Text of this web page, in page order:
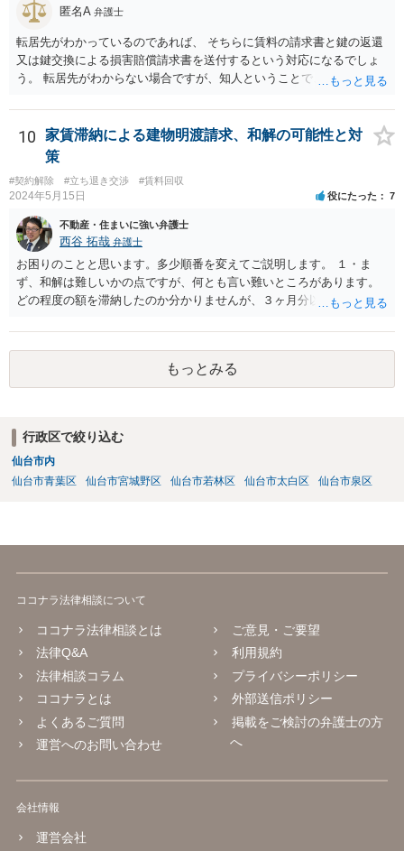
匿名A 弁護士
転居先がわかっているのであれば、 そちらに賃料の請求書と鍵の返還
又は鍵交換による損害賠償請求書を送付するという対応になるでしょ
う。 転居先がわからない場合ですが、知人ということで、連絡がつく
で、適切な対応が望めない場合は、債権回収を弁護士に依頼すること
をご検討ください。
10
家賃滞納による建物明渡請求、和解の可能性と対
策
#契約解除 #立ち退き交渉 #賃料回収
2024年5月15日 役にたった 7
不動産・住まいに強い弁護士
西谷 拓哉 弁護士
お困りのことと思います。多少順番を変えてご説明します。 １・ま
ず、和解は難しいかの点ですが、何とも言い難いところがあります。
どの程度の額を滞納したのか分かりませんが、３ヶ月分以上滞納した
れたと評価され、来月払えるからと言って、大家があなたとの賃貸借
契約が解約できることに変わりなくなってしまうからです。 そのよう
な場合、相手が、「もう出て行って欲しい」と考えていれば、引き続
き居住する前提での和解は難しい可能性があります。 ２・弁護士が事
もそも賃料滞納状況によってはご希望に沿える活動を保障できず、 依
頼を受けられないかもしれないです。依頼を受けるにしても厳しめの
リスクを踏まえた上でのものとなる可能性があります。 定型的な事件
依頼となるかもわからず、着手金額もなんともいえないと思います。
協議の場合だとあると思います。
もっとみる
行政区で絞り込む
仙台市内
仙台市青葉区
仙台市宮城野区 仙台市若林区 仙台市太白区 仙台市泉区
ココナラ法律相談について
ココナラ法律相談とは
法律Q&A
法律相談コラム
ココナラとは
よくあるご質問
運営へのお問い合わせ
ご意見・ご要望
利用規約
プライバシーポリシー
外部送信ポリシー
掲載をご検討の弁護士の方
へ
会社情報
運営会社